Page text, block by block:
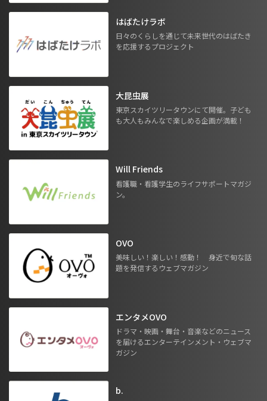
はばたけラボ
日々のくらしを通じて未来世代のはばたき
を応援するプロジェクト
大昆虫展
東京スカイツリータウンにて開催。子ども
も大人もみんなで楽しめる企画が満載！
Will Friends
看護職・看護学生のライフサポートマガジ
ン。
OVO
美味しい！楽しい！感動！ 身近で旬な話
題を発信するウェブマガジン
エンタメOVO
ドラマ・映画・舞台・音楽などのニュース
を届けるエンターテインメント・ウェブマ
ガジン
b.